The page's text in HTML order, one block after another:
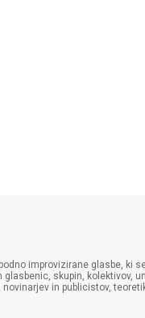
improvizirane glasbe, ki
skupin, kolektivov,
in publicistov,